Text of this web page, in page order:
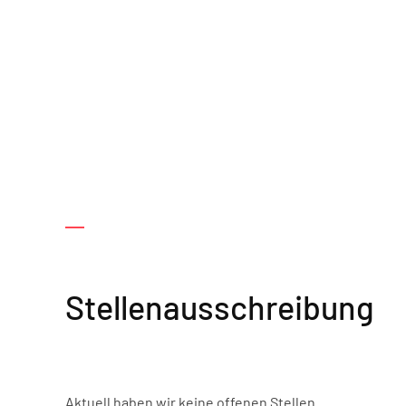
Stellenausschreibung
Aktuell haben wir keine offenen Stellen.